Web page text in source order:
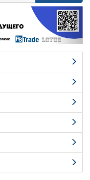
Next